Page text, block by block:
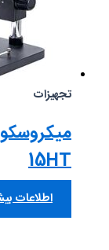
تجهیزات
15HT
اطلاعات